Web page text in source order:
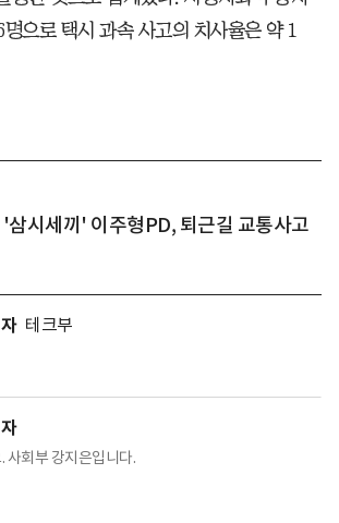
으로 택시 과속 사고의 치사율은 약 1
시세끼' 이주형PD, 퇴근길 교통사고
테크부
사회부 강지은입니다.